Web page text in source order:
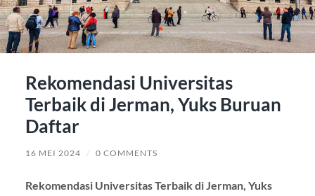
Rekomendasi Universitas
Terbaik di Jerman, Yuks Buruan
Daftar
16 MEI 2024 / 0 COMMENTS
Rekomendasi Universitas Terbaik di Jerman, Yuks